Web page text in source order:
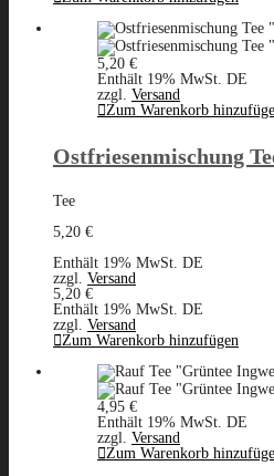
5,20 €
Enthält 19% MwSt. DE
zzgl. Versand
Zum Warenkorb
Ostfriesenmischung
Tee
5,20 €
Enthält 19% MwSt. DE
zzgl. Versand
5,20 €
Enthält 19% MwSt. DE
zzgl. Versand
Zum Warenkorb hinzufügen
4,95 €
Enthält 19% MwSt. DE
zzgl. Versand
Zum Warenkorb